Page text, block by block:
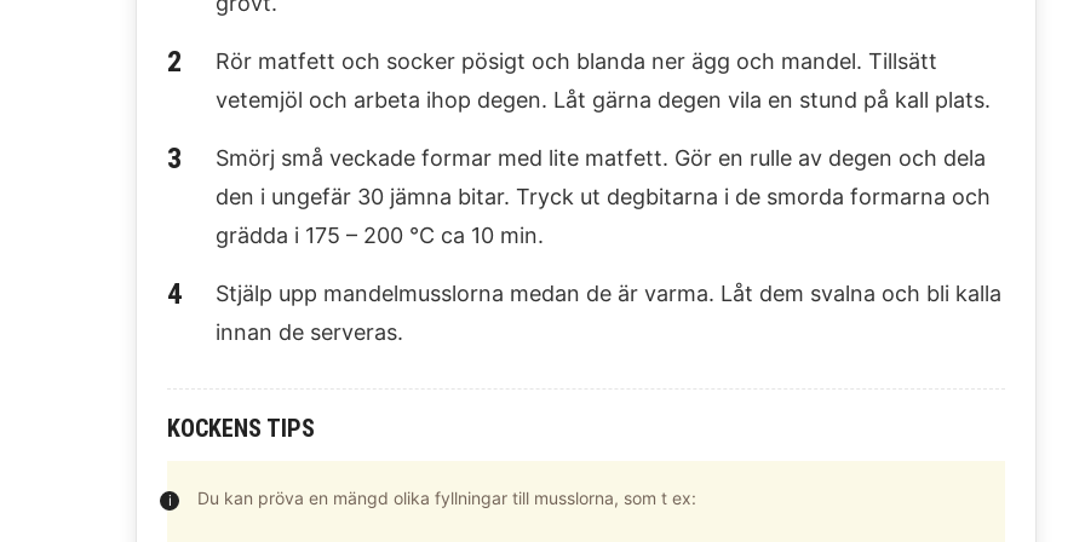
Rör matfett och socker pösigt och blanda ner ägg och mandel. Tillsätt
vetemjöl och arbeta ihop degen. Låt gärna degen vila en stund på kall plats.
Smörj små veckade formar med lite matfett. Gör en rulle av degen och dela
den i ungefär 30 jämna bitar. Tryck ut degbitarna i de smorda formarna och
grädda i 175 – 200 °C ca 10 min.
Stjälp upp mandelmusslorna medan de är varma. Låt dem svalna och bli kalla
innan de serveras.
KOCKENS TIPS
Du kan pröva en mängd olika fyllningar till musslorna, som t ex: